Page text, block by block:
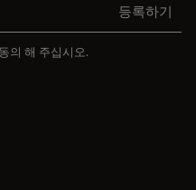
등록하기
의 해 주십시오.